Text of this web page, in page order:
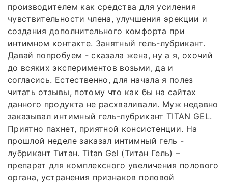
производителем как средства для усиления
чувствительности члена, улучшения эрекции и
создания дополнительного комфорта при
интимном контакте. Занятный гель-лубрикант.
Давай попробуем - сказала жена, ну а я, охочий
до всяких экспериментов возьми, да и
согласись. Естественно, для начала я полез
читать отзывы, потому что как бы на сайтах
данного продукта не расхваливали. Муж недавно
заказывал интимный гель-лубрикант TITAN GEL.
Приятно пахнет, приятной консистенции. На
прошлой неделе заказал интимный гель -
лубрикант Титан. Titan Gel (Титан Гель) –
препарат для комплексного увеличения полового
органа, устранения признаков половой